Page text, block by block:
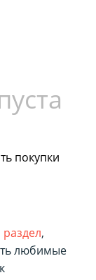
покупки
,
любимые